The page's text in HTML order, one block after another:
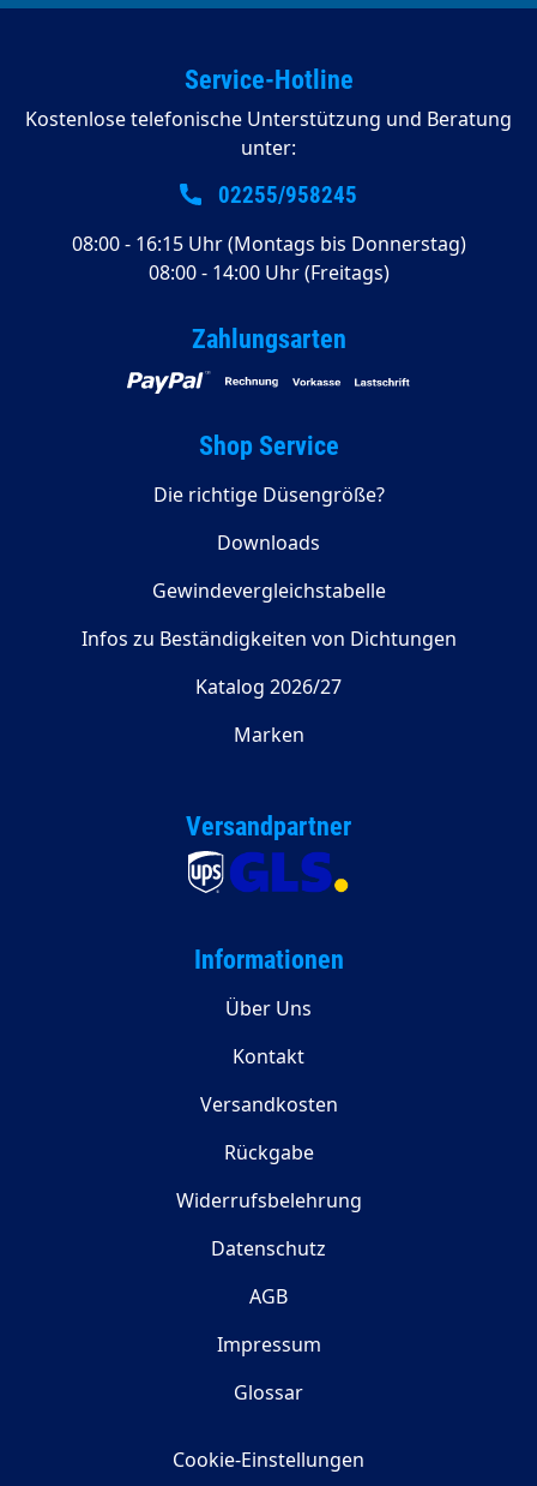
Service-Hotline
Kostenlose telefonische Unterstützung und Beratung
unter:
02255/958245
08:00 - 16:15 Uhr (Montags bis Donnerstag)
08:00 - 14:00 Uhr (Freitags)
Zahlungsarten
Shop Service
Die richtige Düsengröße?
Downloads
Gewindevergleichstabelle
Infos zu Beständigkeiten von Dichtungen
Katalog 2026/27
Marken
Versandpartner
Informationen
Über Uns
Kontakt
Versandkosten
Rückgabe
Widerrufsbelehrung
Datenschutz
AGB
Impressum
Glossar
Cookie-Einstellungen